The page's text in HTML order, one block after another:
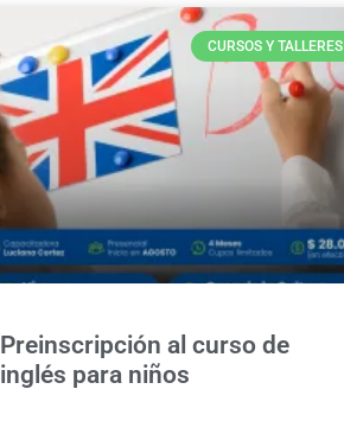
CURSOS Y TALLERES
Preinscripción al curso de
inglés para niños